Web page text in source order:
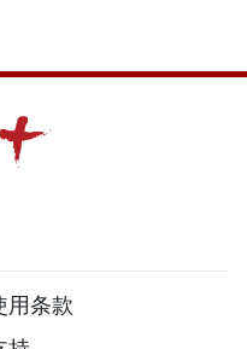
用条款